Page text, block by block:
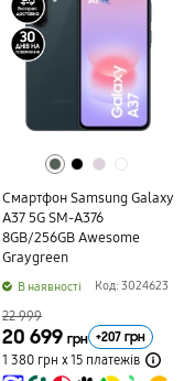
Смартфон Samsung Galaxy
A37 5G SM-A376
8GB/256GB Awesome
Graygreen
B наявності Код: 3024623
22 999
20 699 грн +207 грн
1 380 грн х 15 платежів